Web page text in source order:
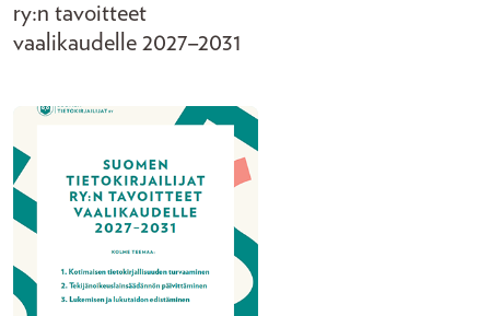
ry:n tavoitteet
vaalikaudelle 2027–2031